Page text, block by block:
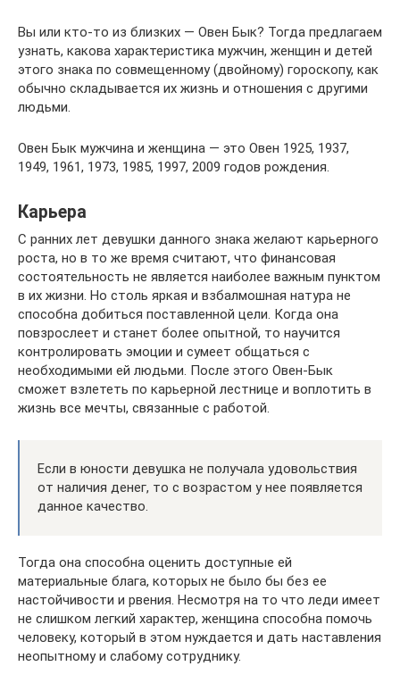
Вы или кто-то из близких — Овен Бык? Тогда предлагаем
узнать, какова характеристика мужчин, женщин и детей
этого знака по совмещенному (двойному) гороскопу, как
обычно складывается их жизнь и отношения с другими
людьми.
Овен Бык мужчина и женщина — это Овен 1925, 1937,
1949, 1961, 1973, 1985, 1997, 2009 годов рождения.
Карьера
С ранних лет девушки данного знака желают карьерного
роста, но в то же время считают, что финансовая
состоятельность не является наиболее важным пунктом
в их жизни. Но столь яркая и взбалмошная натура не
способна добиться поставленной цели. Когда она
повзрослеет и станет более опытной, то научится
контролировать эмоции и сумеет общаться с
необходимыми ей людьми. После этого Овен-Бык
сможет взлететь по карьерной лестнице и воплотить в
жизнь все мечты, связанные с работой.
Если в юности девушка не получала удовольствия
от наличия денег, то с возрастом у нее появляется
данное качество.
Тогда она способна оценить доступные ей
материальные блага, которых не было бы без ее
настойчивости и рвения. Несмотря на то что леди имеет
не слишком легкий характер, женщина способна помочь
человеку, который в этом нуждается и дать наставления
неопытному и слабому сотруднику.